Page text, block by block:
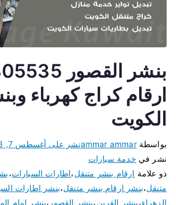
بنشر القصور
ارقام كراج كهرباء
الكويت
بواسطةammar ammarنشر على أغسطس 7, 2023
نشر في خدمة سيارات
ذو علامة ارقام بنشر متنقل،اطارات السيارات،
متنقل،بنشر ارقام بنشر متنقل،بنشر اطارات
الزهراء،بنشر القرين،بنشر القصور ،بنشر امام